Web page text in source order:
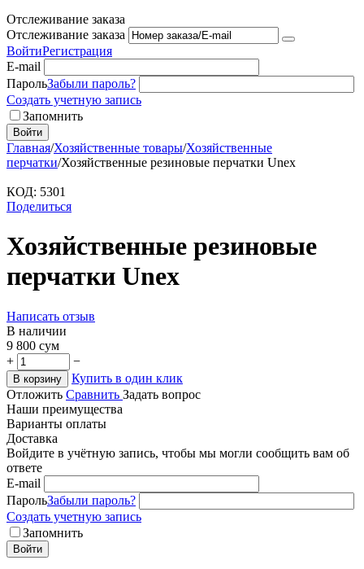
Отслеживание заказа
Отслеживание заказа
ВойтиРегистрация
E-mail
ПарольЗабыли пароль?
Создать учетную запись
Запомнить
Войти
Главная/Хозяйственные товары/Хозяйственные
перчатки/Хозяйственные резиновые перчатки Unex
КОД: 5301
Поделиться
Хозяйственные резиновые
перчатки Unex
Написать отзыв
В наличии
9 800 сум
+
−
В корзину
Купить в один клик
Отложить Сравнить Задать вопрос
Наши преимущества
Варианты оплаты
Доставка
Войдите в учётную запись, чтобы мы могли сообщить вам об
ответе
E-mail
ПарольЗабыли пароль?
Создать учетную запись
Запомнить
Войти